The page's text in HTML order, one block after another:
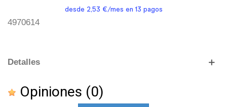
4970614
Detalles
Opiniones (0)